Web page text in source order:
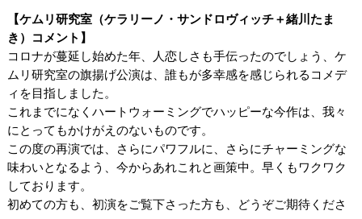
【ケムリ研究室（ケラリーノ・サンドロヴィッチ＋緒川たま
き）コメント】
コロナが蔓延し始めた年、人恋しさも手伝ったのでしょう、ケ
ムリ研究室の旗揚げ公演は、誰もが多幸感を感じられるコメデ
ィを目指しました。
これまでになくハートウォーミングでハッピーな今作は、我々
にとってもかけがえのないものです。
この度の再演では、さらにパワフルに、さらにチャーミングな
味わいとなるよう、今からあれこれと画策中。早くもワクワク
しております。
初めての方も、初演をご覧下さった方も、どうぞご期待くださ